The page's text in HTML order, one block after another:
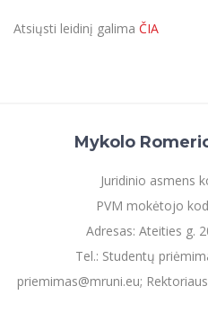
Atsiųsti leidinį galima ČIA
Mykolo
Juridinio asmens
PVM mokėtojo
Adresas: Ateities g.
Tel.: Studentų
priemimas@mruni.eu;